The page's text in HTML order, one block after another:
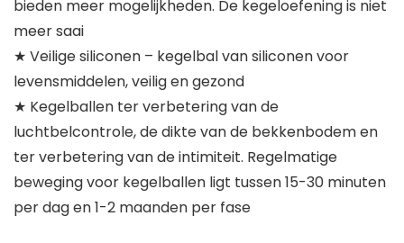
bieden meer mogelijkheden. De kegeloefening is niet
meer saai
★ Veilige siliconen – kegelbal van siliconen voor
levensmiddelen, veilig en gezond
★ Kegelballen ter verbetering van de
luchtbelcontrole, de dikte van de bekkenbodem en
ter verbetering van de intimiteit. Regelmatige
beweging voor kegelballen ligt tussen 15-30 minuten
per dag en 1-2 maanden per fase